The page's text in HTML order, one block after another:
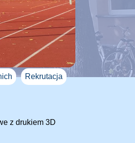
Rekrutacja
z drukiem 3D